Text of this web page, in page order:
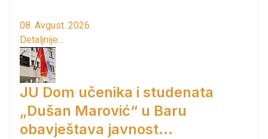
08. Avgust. 2026.
Detaljnije...
JU Dom učenika i studenata
„Dušan Marović“ u Baru
obavještava javnost...